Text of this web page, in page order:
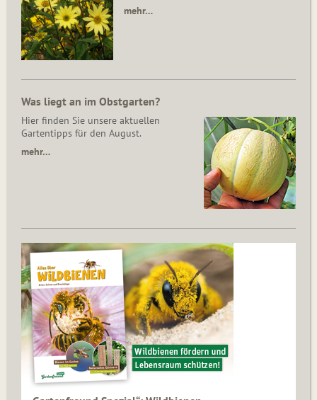
mehr…
Was liegt an im Obstgarten?
Hier finden Sie unsere aktuellen
Gartentipps für den August.
mehr…